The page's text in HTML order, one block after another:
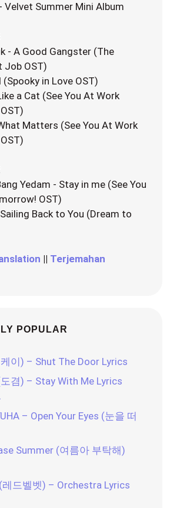
Velvet Summer Mini Album
- A Good Gangster (The
Job OST)
(Spooky in Love OST)
a Cat (See You At Work
Matters (See You At Work
Yedam - Stay in me (See You
OST)
Back to You (Dream to
|| Terjemahan
POPULAR
이) – Shut The Door Lyrics
도겸) – Stay With Me Lyrics
– Open Your Eyes (눈을 떠
Summer (여름아 부탁해)
레드벨벳) – Orchestra Lyrics